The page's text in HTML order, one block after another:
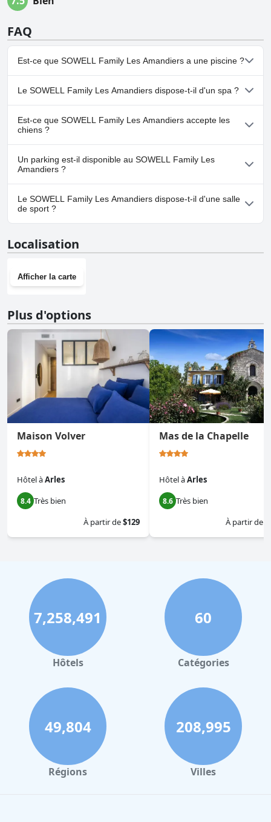
FAQ
Est-ce que SOWELL Family Les Amandiers a une piscine ?
Oui, SOWELL Family Les Amandiers dispose de piscine(s)
appartenant à une ou plusieurs des catégories suivantes : Piscine
Chauffée, Piscine Extérieure.
Le SOWELL Family Les Amandiers dispose-t-il d'un spa ?
Non, il n'y a pas de spa à SOWELL Family Les Amandiers.
Est-ce que SOWELL Family Les Amandiers accepte les
chiens ?
Oui, SOWELL Family Les Amandiers accueille les chiens.
Un parking est-il disponible au SOWELL Family Les
Amandiers ?
Oui, un parking est disponible à SOWELL Family Les Amandiers.
Le SOWELL Family Les Amandiers dispose-t-il d'une salle
de sport ?
Localisation
Afficher la carte
Plus d'options
Maison Volver
HôtelàArles
8.4 Très bien
À partir de$129
Mas de la Chapelle
HôtelàArles
8.6 Très bien
À partir de
7,258,491
Hôtels
60
Catégories
49,804
Régions
208,995
Villes